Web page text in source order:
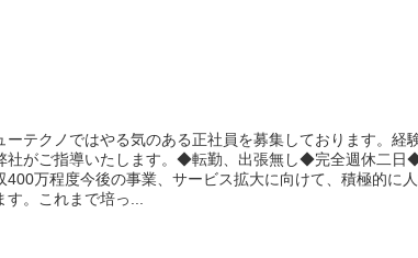
ーテクノではやる気のある正社員を募集しております。経
社がご指導いたします。◆転勤、出張無し◆完全週休二日
万程度今後の事業、サービス拡大に向けて、積極的に
。これまで培っ...